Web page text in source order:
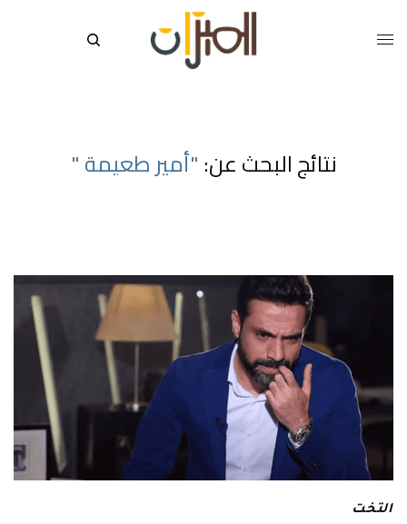
نتائج البحث عن: "أمير طعيمة "
التخت